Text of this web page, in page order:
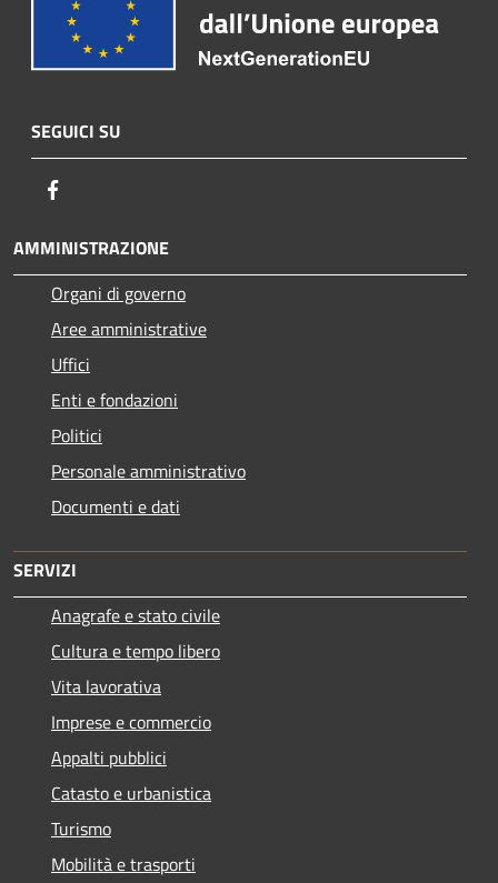
SEGUICI SU
AMMINISTRAZIONE
Organi di governo
Aree amministrative
Uffici
Enti e fondazioni
Politici
Personale amministrativo
Documenti e dati
SERVIZI
Anagrafe e stato civile
Cultura e tempo libero
Vita lavorativa
Imprese e commercio
Appalti pubblici
Catasto e urbanistica
Turismo
Mobilità e trasporti